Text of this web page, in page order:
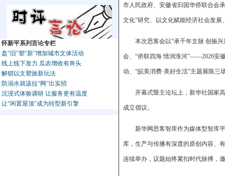
怀新平系列言论专栏
盘“旧”塑“新”增加城市文体活动
线上线下发力 瓜农增收有奔头
解锁以文塑旅新玩法
防溺水就该拉“网”出实招
沉浸式体验调研 让服务更有温度
让“闲置屋顶”成为转型新引擎
市人民政府、安徽省归国华侨联合会
文化”研究、以文化赋能经济社会发
本次思客会以“承千年文脉 创振
会、“侨联四海 情润淮河”——2026安
动、“皖美消费·美好生活”主题展陈三
开幕式暨主论坛上，新华社国家
成立倡议。
新华网思客智库作为媒体型智库
库，生产与传播有深度的原创内容、
连续举办，议题始终紧扣时代脉搏，